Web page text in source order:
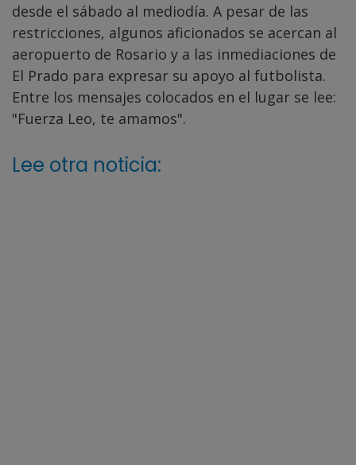
desde el sábado al mediodía. A pesar de las
restricciones, algunos aficionados se acercan al
aeropuerto de Rosario y a las inmediaciones de
El Prado para expresar su apoyo al futbolista.
Entre los mensajes colocados en el lugar se lee:
"Fuerza Leo, te amamos".
Lee otra noticia: